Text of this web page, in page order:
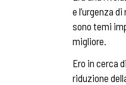
e l’urgenza
sono temi
migliore.
Ero in cerca
riduzione